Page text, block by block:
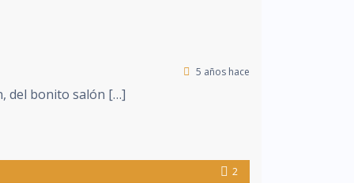
5 años hace
del bonito salón […]
2